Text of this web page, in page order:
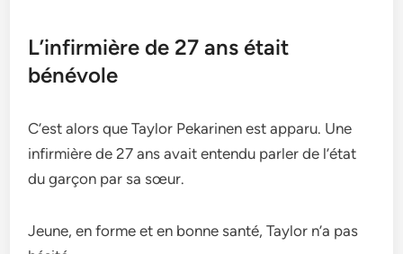
L’infirmière de 27 ans était
bénévole
C’est alors que Taylor Pekarinen est apparu. Une
infirmière de 27 ans avait entendu parler de l’état
du garçon par sa sœur.
Jeune, en forme et en bonne santé, Taylor n’a pas